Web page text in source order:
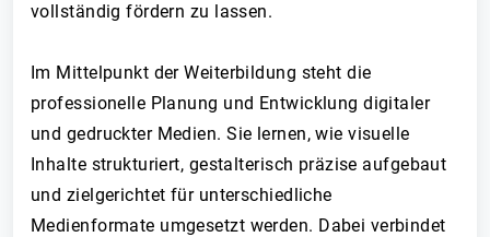
vollständig fördern zu lassen.
Im Mittelpunkt der Weiterbildung steht die
professionelle Planung und Entwicklung digitaler
und gedruckter Medien. Sie lernen, wie visuelle
Inhalte strukturiert, gestalterisch präzise aufgebaut
und zielgerichtet für unterschiedliche
Medienformate umgesetzt werden. Dabei verbindet